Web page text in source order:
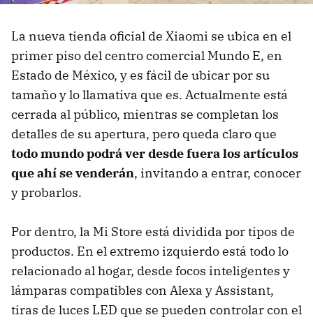
La nueva tienda oficial de Xiaomi se ubica en el
primer piso del centro comercial Mundo E, en
Estado de México, y es fácil de ubicar por su
tamaño y lo llamativa que es. Actualmente está
cerrada al público, mientras se completan los
detalles de su apertura, pero queda claro que
todo mundo podrá ver desde fuera los artículos
que ahí se venderán, invitando a entrar, conocer
y probarlos.
Por dentro, la Mi Store está dividida por tipos de
productos. En el extremo izquierdo está todo lo
relacionado al hogar, desde focos inteligentes y
lámparas compatibles con Alexa y Assistant,
tiras de luces LED que se pueden controlar con el